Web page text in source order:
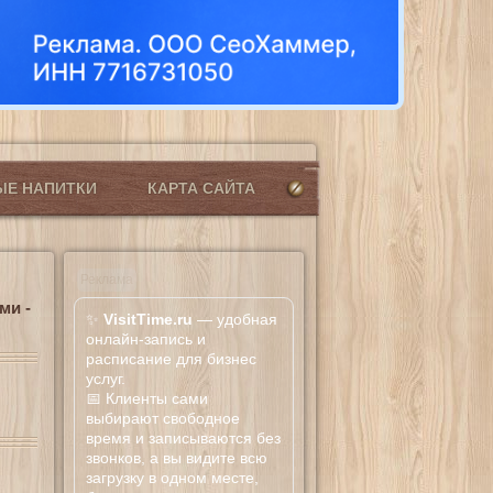
НАПИТКИ КАРТА САЙТА
-
✨ VisitTime.ru — удобная
онлайн-запись и
расписание для бизнес
услуг.
📅 Клиенты сами
выбирают свободное
время и записываются без
звонков, а вы видите всю
загрузку в одном месте,